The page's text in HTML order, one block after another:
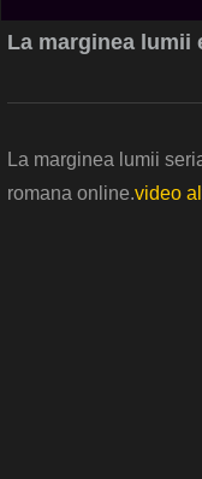
La marginea lumii
La marginea lumii
romana online.video